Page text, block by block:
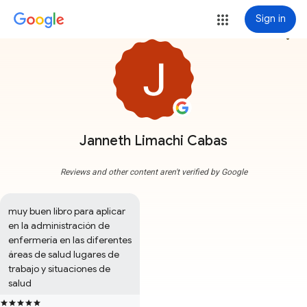
Sign in
Janneth Limachi Cabas
more_vert
Reviews and other content aren't verified by Google
muy buen libro para aplicar
en la administración de
enfermería en las diferentes
áreas de salud lugares de
trabajo y situaciones de
salud